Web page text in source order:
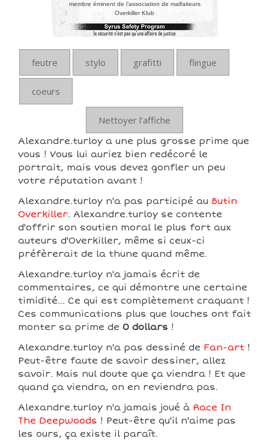
membre éminent de l’association de malfaiteurs
Overkiller Klub
feutre stylo grafitti flingue
coeurs
Nettoyer l'affiche
Alexandre.turloy a une plus grosse prime que
vous ! Vous lui auriez bien redécoré le
portrait, mais vous devez gonfler un peu
votre réputation avant !
Alexandre.turloy n'a pas participé au Butin
Overkiller. Alexandre.turloy se contente
d'offrir son soutien moral le plus fort aux
auteurs d'Overkiller, même si ceux-ci
préfèrerait de la thune quand même.
Alexandre.turloy n'a jamais écrit de
commentaires, ce qui démontre une certaine
timidité... Ce qui est complètement craquant !
Ces communications plus que louches ont fait
monter sa prime de 0 dollars !
Alexandre.turloy n'a pas dessiné de Fan-art !
Peut-être faute de savoir dessiner, allez
savoir. Mais nul doute que ça viendra ! Et que
quand ça viendra, on en reviendra pas.
Alexandre.turloy n'a jamais joué à Race In
The Deepwoods ! Peut-être qu'il n'aime pas
les ours, ça existe il paraît.